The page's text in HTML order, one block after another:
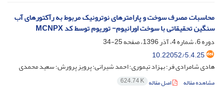
محاسبات مصرف سوخت و پارامترهای نوترونیک مربوط به رآکتورهای آب
سنگین تحقیقاتی با سوخت اورانیوم- توریوم توسط کد MCNPX
دوره 6، شماره 4، آذر 1396، صفحه
25-34
10.22052/5.4.25
هادی شامرادی فر؛ بهزاد تیموری؛ احمد شیرانی؛ پرویز پرورش؛ سعید محمدی
مشاهده مقاله اصل مقاله 624.74 K